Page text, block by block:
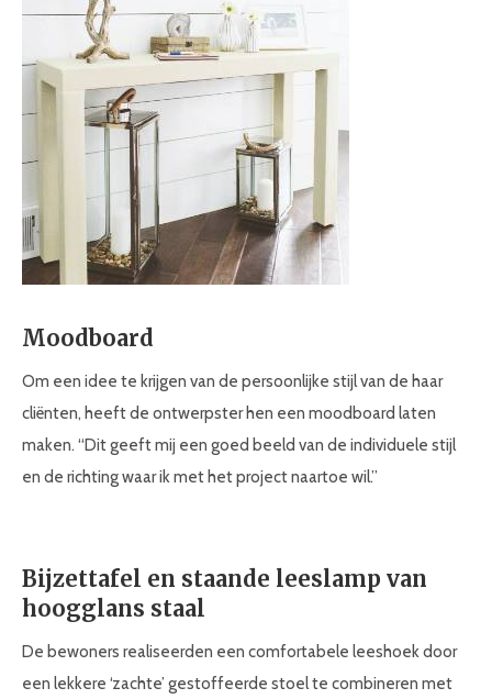
Moodboard
Om een idee te krijgen van de persoonlijke stijl van de haar
cliënten, heeft de ontwerpster hen een moodboard laten
maken. “Dit geeft mij een goed beeld van de individuele stijl
en de richting waar ik met het project naartoe wil.”
Bijzettafel en staande leeslamp van
hoogglans staal
De bewoners realiseerden een comfortabele leeshoek door
een lekkere ‘zachte’ gestoffeerde stoel te combineren met